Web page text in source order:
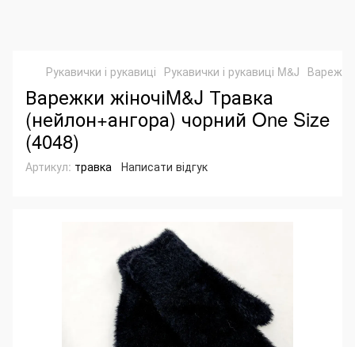
Рукавички і рукавиці Рукавички і рукавиці M&J
Варежки жіночіM&J Травка
(нейлон+ангора) чорний One Size
(4048)
Артикул: травка Написати відгук